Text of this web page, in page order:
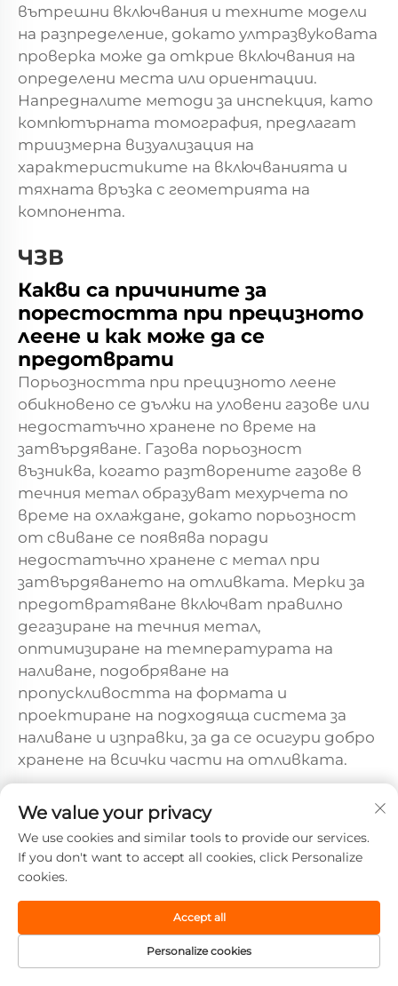
вътрешни включвания и техните модели
на разпределение, докато ултразвуковата
проверка може да открие включвания на
определени места или ориентации.
Напредналите методи за инспекция, като
компютърната томография, предлагат
триизмерна визуализация на
характеристиките на включванията и
тяхната връзка с геометрията на
компонента.
ЧЗВ
Какви са причините за
порестостта при прецизното
леене и как може да се
предотврати
Порьозността при прецизното леене
обикновено се дължи на уловени газове или
недостатъчно хранене по време на
затвърдяване. Газова порьозност
възниква, когато разтворените газове в
течния метал образуват мехурчета по
време на охлаждане, докато порьозност
от свиване се появява поради
недостатъчно хранене с метал при
затвърдяването на отливката. Мерки за
предотвратяване включват правилно
дегазиране на течния метал,
оптимизиране на температурата на
наливане, подобряване на
пропускливостта на формата и
проектиране на подходяща система за
наливане и изправки, за да се осигури добро
хранене на всички части на отливката.
Как повърхностната
шероховатост влияе на
качеството при прецизното
леене
прецизното отливане има пряко влияние
както върху функционалната
производителност, така и върху
We value your privacy
We use cookies and similar tools to provide our services.
If you don't want to accept all cookies, click Personalize
cookies.
Personalize cookies
Accept all